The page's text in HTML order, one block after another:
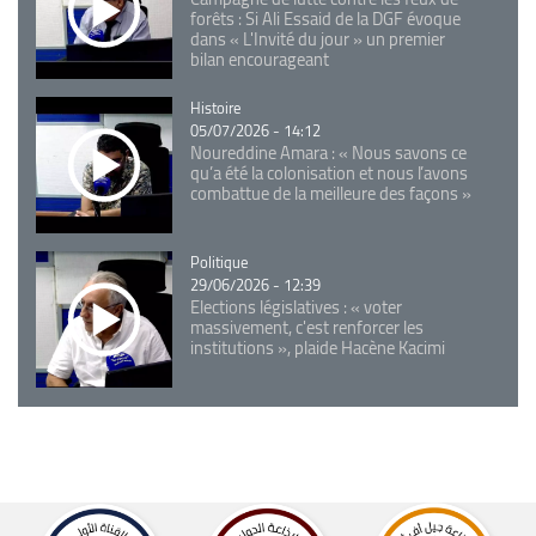
forêts : Si Ali Essaid de la DGF évoque
dans « L'Invité du jour » un premier
bilan encourageant
Catégorie
Histoire
05/07/2026 - 14:12
Noureddine Amara : « Nous savons ce
qu’a été la colonisation et nous l’avons
combattue de la meilleure des façons »
Catégorie
Politique
29/06/2026 - 12:39
Elections législatives : « voter
massivement, c'est renforcer les
institutions », plaide Hacène Kacimi